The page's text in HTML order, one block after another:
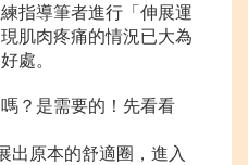
指導筆者進行「伸展運
肌肉疼痛的情況已大為
處。
？是需要的！先看看
出原本的舒適圈，進入